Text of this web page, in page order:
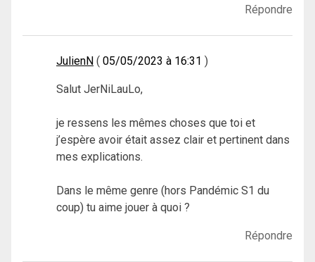
Répondre
JulienN 05/05/2023 à 16:31
Salut JerNiLauLo,
je ressens les mêmes choses que toi et
j’espère avoir était assez clair et pertinent dans
mes explications.
Dans le même genre (hors Pandémic S1 du
coup) tu aime jouer à quoi ?
Répondre